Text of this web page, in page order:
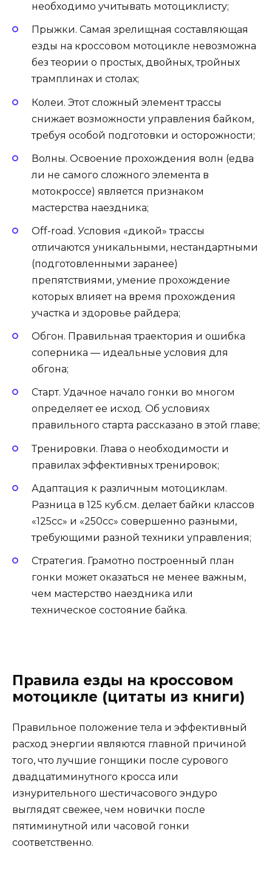
необходимо учитывать мотоциклисту;
Прыжки. Самая зрелищная составляющая
езды на кроссовом мотоцикле невозможна
без теории о простых, двойных, тройных
трамплинах и столах;
Колеи. Этот сложный элемент трассы
снижает возможности управления байком,
требуя особой подготовки и осторожности;
Волны. Освоение прохождения волн (едва
ли не самого сложного элемента в
мотокроссе) является признаком
мастерства наездника;
Off-road. Условия «дикой» трассы
отличаются уникальными, нестандартными
(подготовленными заранее)
препятствиями, умение прохождение
которых влияет на время прохождения
участка и здоровье райдера;
Обгон. Правильная траектория и ошибка
соперника — идеальные условия для
обгона;
Старт. Удачное начало гонки во многом
определяет ее исход. Об условиях
правильного старта рассказано в этой главе;
Тренировки. Глава о необходимости и
правилах эффективных тренировок;
Адаптация к различным мотоциклам.
Разница в 125 куб.см. делает байки классов
«125сс» и «250сс» совершенно разными,
требующими разной техники управления;
Стратегия. Грамотно построенный план
гонки может оказаться не менее важным,
чем мастерство наездника или
техническое состояние байка.
Правила езды на кроссовом
мотоцикле (цитаты из книги)
Правильное положение тела и эффективный
расход энергии являются главной причиной
того, что лучшие гонщики после сурового
двадцатиминутного кросса или
изнурительного шестичасового эндуро
выглядят свежее, чем новички после
пятиминутной или часовой гонки
соответственно.